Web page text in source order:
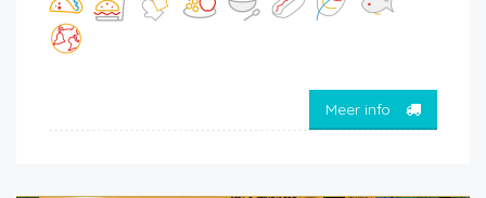
Meer info